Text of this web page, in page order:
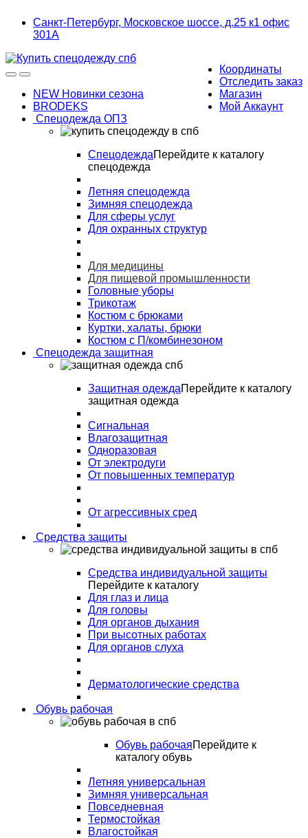
navigation
content
Санкт-Петербург, Московское шоссе, д.25 к1 офис
301А
Координаты
Отследить заказ
Магазин
Мой Аккаунт
NEW Новинки сезона
BRODEKS
Спецодежда ОПЗ
СпецодеждаПерейдите к каталогу
спецодежда
Летняя спецодежда
Зимняя спецодежда
Для сферы услуг
Для охранных структур
Для медицины
Для пищевой промышленности
Головные уборы
Трикотаж
Костюм с брюками
Куртки, халаты, брюки
Костюм с П/комбинезоном
Спецодежда защитная
Защитная одеждаПерейдите к каталогу
защитная одежда
Сигнальная
Влагозащитная
Одноразовая
От электродуги
От повышенных температур
От агрессивных сред
Средства защиты
Средства индивидуальной защиты
Перейдите к каталогу
Для глаз и лица
Для головы
Для органов дыхания
При высотных работах
Для органов слуха
Дерматологические средства
Обувь рабочая
Обувь рабочаяПерейдите к
каталогу обувь
Летняя универсальная
Зимняя универсальная
Повседневная
Термостойкая
Влагостойкая